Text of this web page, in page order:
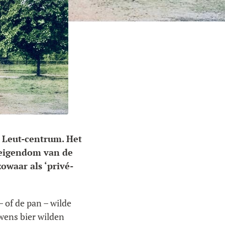
centrum. Het
van de
als ‘privé-
of de pan – wilde
bier wilden